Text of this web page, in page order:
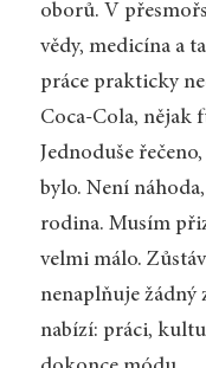
oborů. V
vědy, medicína a
práce prakticky
Coca-Cola, nějak
Jednoduše
bylo. Není
rodina. Musím
velmi málo.
nenaplňuje žádný
nabízí: práci,